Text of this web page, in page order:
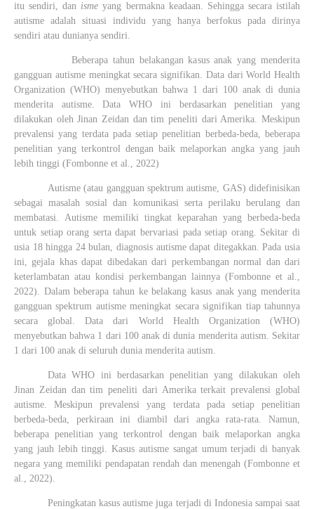
itu sendiri, dan isme yang bermakna keadaan. Sehingga secara istilah
autisme adalah situasi individu yang hanya berfokus pada dirinya
sendiri atau dunianya sendiri.
Beberapa tahun belakangan kasus anak yang menderita
gangguan autisme meningkat secara signifikan. Data dari World Health
Organization (WHO) menyebutkan bahwa 1 dari 100 anak di dunia
menderita autisme. Data WHO ini berdasarkan penelitian yang
dilakukan oleh Jinan Zeidan dan tim peneliti dari Amerika. Meskipun
prevalensi yang terdata pada setiap penelitian berbeda-beda, beberapa
penelitian yang terkontrol dengan baik melaporkan angka yang jauh
lebih tinggi (Fombonne et al., 2022)
Autisme (atau gangguan spektrum autisme, GAS) didefinisikan
sebagai masalah sosial dan komunikasi serta perilaku berulang dan
membatasi. Autisme memiliki tingkat keparahan yang berbeda-beda
untuk setiap orang serta dapat bervariasi pada setiap orang. Sekitar di
usia 18 hingga 24 bulan, diagnosis autisme dapat ditegakkan. Pada usia
ini, gejala khas dapat dibedakan dari perkembangan normal dan dari
keterlambatan atau kondisi perkembangan lainnya (Fombonne et al.,
2022). Dalam beberapa tahun ke belakang kasus anak yang menderita
gangguan spektrum autisme meningkat secara signifikan tiap tahunnya
secara global.Data dari World Health Organization (WHO)
menyebutkan bahwa 1 dari 100 anak di dunia menderita autism. Sekitar
1 dari 100 anak di seluruh dunia menderita autism.
Data WHO ini berdasarkan penelitian yang dilakukan oleh
Jinan Zeidan dan tim peneliti dari Amerika terkait prevalensi global
autisme. Meskipun prevalensi yang terdata pada setiap penelitian
berbeda-beda, perkiraan ini diambil dari angka rata-rata. Namun,
beberapa penelitian yang terkontrol dengan baik melaporkan angka
yang jauh lebih tinggi. Kasus autisme sangat umum terjadi di banyak
negara yang memiliki pendapatan rendah dan menengah (Fombonne et
al., 2022).
Peningkatan kasus autisme juga terjadi di Indonesia sampai saat